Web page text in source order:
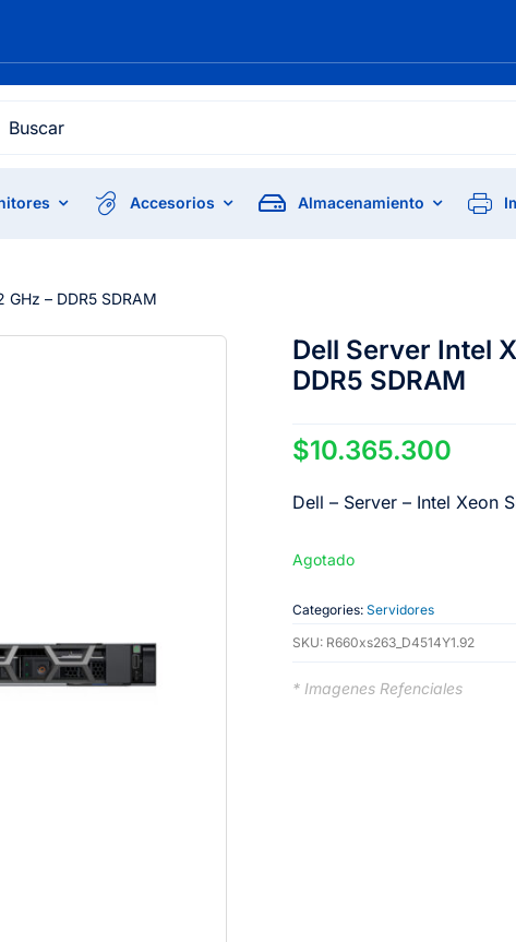
Accesorios Almacenamiento
– DDR5 SDRAM
Dell Server Intel
DDR5 SDRAM
$10.365.300
Dell – Server – Intel Xeon
Agotado
Categories: Servidores
SKU: R660xs263_D4514Y1.92
* Imagenes Refenciales